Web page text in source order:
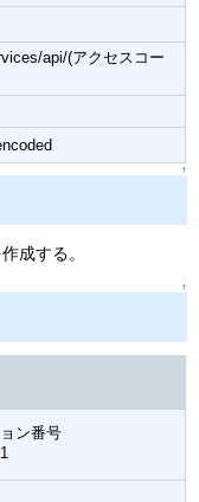
api/(アクセスコー
↑
成する。
↑
ン番号